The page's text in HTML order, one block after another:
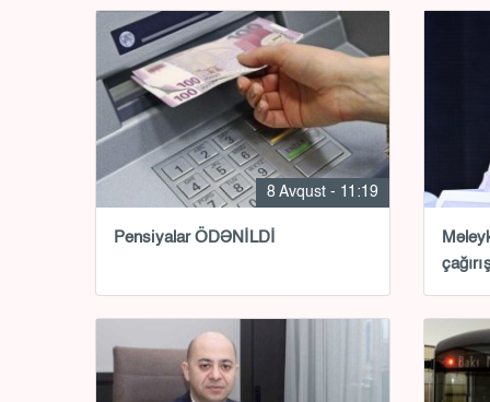
8 Avqust - 11:19
Pensiyalar ÖDƏNİLDİ